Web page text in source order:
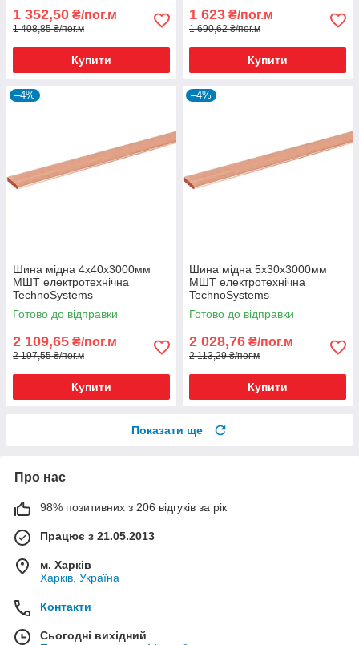
1 352,50 ₴/пог.м
1 408,85 ₴/пог.м
Купити
1 623 ₴/пог.м
1 690,62 ₴/пог.м
Купити
–4%
Шина мідна 4х40х3000мм
МШТ електротехнічна
TechnoSystems
Готово до відправки
2 109,65 ₴/пог.м
2 197,55 ₴/пог.м
Купити
–4%
Шина мідна 5х30х3000мм
МШТ електротехнічна
TechnoSystems
Готово до відправки
2 028,76 ₴/пог.м
2 113,29 ₴/пог.м
Купити
Показати ще
Про нас
98% позитивних з 206 відгуків за рік
Працює з 21.05.2013
м. Харків
Харків, Україна
Контакти
Сьогодні вихідний